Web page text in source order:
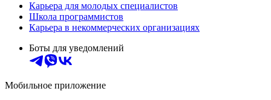
Карьера для молодых специалистов
Школа программистов
Карьера в некоммерческих организациях
Боты для уведомлений
Мобильное приложение